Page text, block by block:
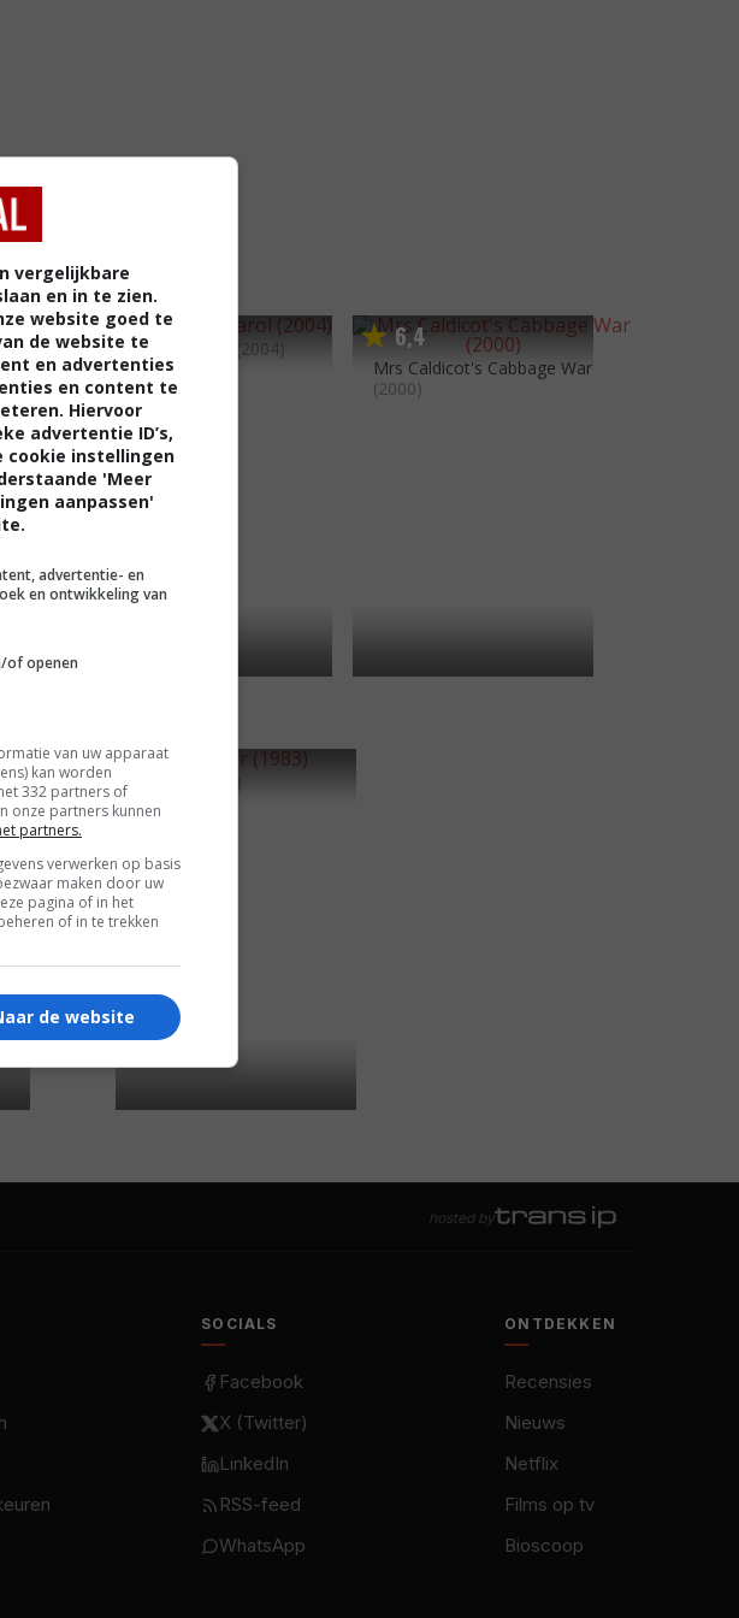
6, 0
A Christmas Carol (2004) 6,4
Mrs Caldicot's Cabbage War
(2000)
7
The Dresser
hosted by
SOCIALS
Facebook
X (Twitter)
LinkedIn
RSS-feed
WhatsApp
ONTDEKKEN
Recensies
Nieuws
Netflix
Films op tv
Bioscoop
vergelijkbare
en in te zien.
website goed te
de website te
en advertenties
en content te
Hiervoor
advertentie ID’s,
cookie instellingen
'Meer
aanpassen'
advertentie- en
en ontwikkeling van
of openen
van uw apparaat
kan worden
332 partners of
onze partners kunnen
partners.
verwerken op basis
maken door uw
pagina of in het
of in te trekken
de website